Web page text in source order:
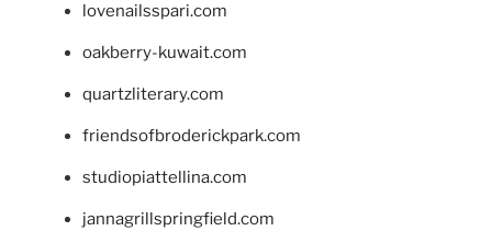
lovenailsspari.com
oakberry-kuwait.com
quartzliterary.com
friendsofbroderickpark.com
studiopiattellina.com
jannagrillspringfield.com